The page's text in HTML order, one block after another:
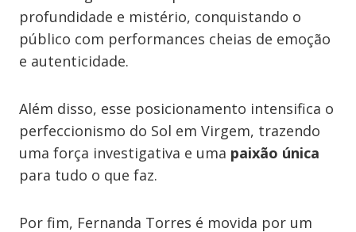
profundidade e mistério, conquistando o
público com performances cheias de emoção
e autenticidade.
Além disso, esse posicionamento intensifica o
perfeccionismo do Sol em Virgem, trazendo
uma força investigativa e uma paixão única
para tudo o que faz.
Por fim, Fernanda Torres é movida por um